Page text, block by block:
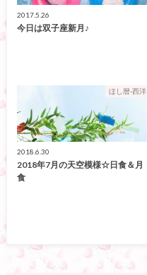
2017.5.26
今日は双子座新月♪
ほし暦-西洋
2018.6.30
2018年7月の天空模様☆日食＆月
食